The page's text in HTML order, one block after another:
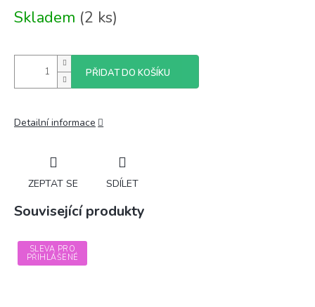
cena:
Skladem (2 ks)
PŘIDAT DO KOŠÍKU
Detailní informace
ZEPTAT SE SDÍLET
Související produkty
SLEVA PRO
PŘIHLÁŠENÉ